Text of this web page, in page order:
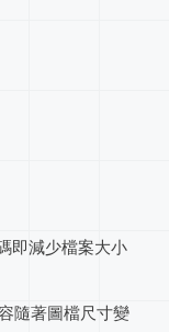
即減少檔案大小
隨著圖檔尺寸變